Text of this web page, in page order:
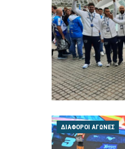
ΔΙΆΦΟΡΟΙ ΑΓΏΝΕΣ